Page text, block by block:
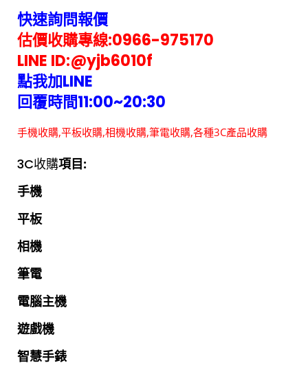
快速詢問報價
估價收購專線:0966-975170
LINE ID:@yjb6010f
點我加LINE
回覆時間11:00~20:30
手機收購,平板收購,相機收購,筆電收購,各種3C產品收購
3C收購項目:
手機
平板
相機
筆電
電腦主機
遊戲機
智慧手錶